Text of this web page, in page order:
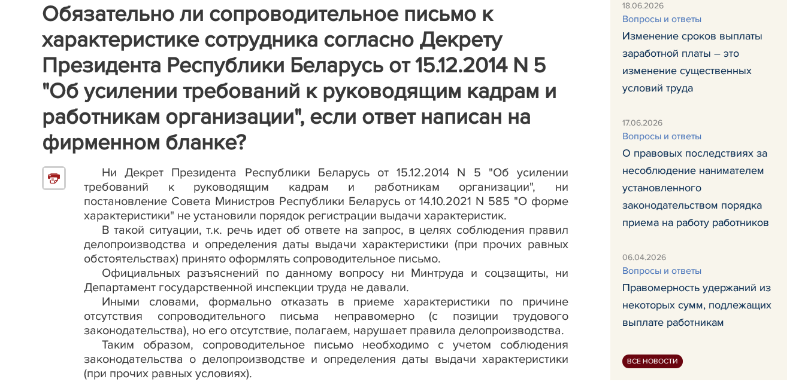
Обязательно ли сопроводительное письмо к
характеристике сотрудника согласно Декрету
Президента Республики Беларусь от 15.12.2014 N 5
"Об усилении требований к руководящим кадрам и
работникам организации", если ответ написан на
фирменном бланке?
Ни Декрет Президента Республики Беларусь от 15.12.2014 N 5 "Об усилении
требований к руководящим кадрам и работникам организации", ни
постановление Совета Министров Республики Беларусь от 14.10.2021 N 585 "О форме
характеристики" не установили порядок регистрации выдачи характеристик.
В такой ситуации, т.к. речь идет об ответе на запрос, в целях соблюдения правил
делопроизводства и определения даты выдачи характеристики (при прочих равных
обстоятельствах) принято оформлять сопроводительное письмо.
Официальных разъяснений по данному вопросу ни Минтруда и соцзащиты, ни
Департамент государственной инспекции труда не давали.
Иными словами, формально отказать в приеме характеристики по причине
отсутствия сопроводительного письма неправомерно (с позиции трудового
законодательства), но его отсутствие, полагаем, нарушает правила делопроизводства.
Таким образом, сопроводительное письмо необходимо с учетом соблюдения
законодательства о делопроизводстве и определения даты выдачи характеристики
(при прочих равных условиях).
18.06.2026
Вопросы и ответы
Изменение сроков выплаты
заработной платы – это
изменение существенных
условий труда
17.06.2026
Вопросы и ответы
О правовых последствиях за
несоблюдение нанимателем
установленного
законодательством порядка
приема на работу работников
06.04.2026
Вопросы и ответы
Правомерность удержаний из
некоторых сумм, подлежащих
выплате работникам
ВСЕ НОВОСТИ